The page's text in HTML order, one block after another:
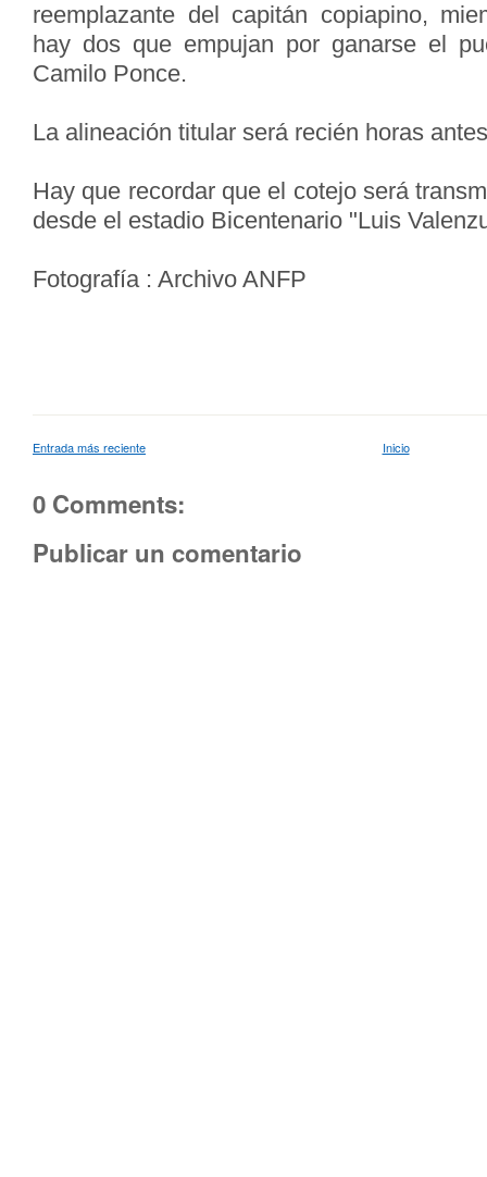
reemplazante del capitán copiapino,
hay dos que empujan por ganarse el
Camilo Ponce.
La alineación titular será recién horas
Hay que recordar que el cotejo será
desde el estadio Bicentenario "Luis
Fotografía : Archivo ANFP
Entrada más reciente Inicio
0 Comments:
Publicar un comentario